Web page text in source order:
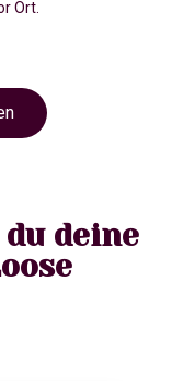
Ort.
deine